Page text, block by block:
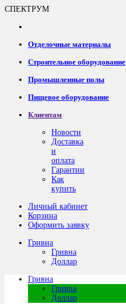
СПЕКТРУМ
Отделочные материалы
Строительное оборудование
Промышленные полы
Пищевое оборудование
Клиентам
Новости
Доставка
и
оплата
Гарантии
Как
купить
Личный кабинет
Корзина
Оформить заявку
Гривна
Гривна
Доллар
Гривна
Гривна
Доллар